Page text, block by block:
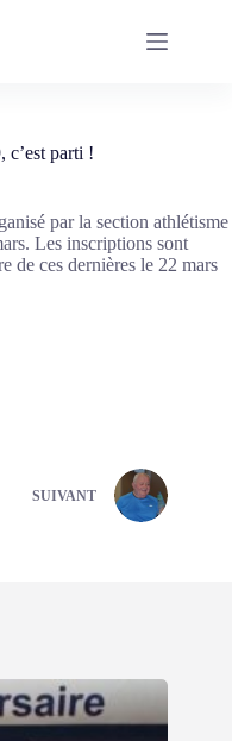
c’est parti !
par la section athlétisme
Les inscriptions sont
de ces dernières le 22 mars
SUIVANT